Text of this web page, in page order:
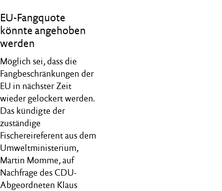
EU-Fangquote
könnte angehoben
werden
Möglich sei, dass die
Fangbeschränkungen der
EU in nächster Zeit
wieder gelockert werden.
Das kündigte der
zuständige
Fischereireferent aus dem
Umweltministerium,
Martin Momme, auf
Nachfrage des CDU-
Abgeordneten Klaus